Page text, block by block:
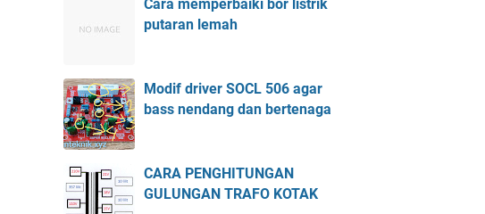
Cara memperbaiki bor listrik
putaran lemah
Modif driver SOCL 506 agar
bass nendang dan bertenaga
CARA PENGHITUNGAN
GULUNGAN TRAFO KOTAK